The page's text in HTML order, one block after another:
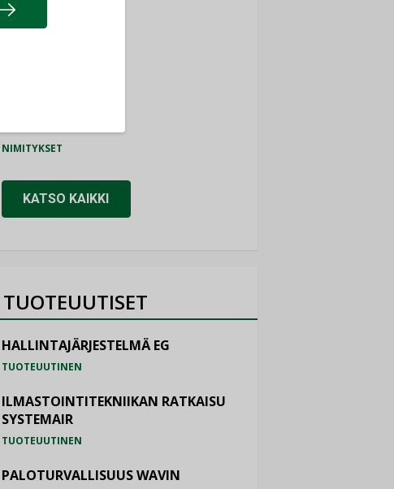
Refair
NIMITYKSET
KATSO KAIKKI
TUOTEUUTISET
HALLINTAJÄRJESTELMÄ EG
TUOTEUUTINEN
ILMASTOINTITEKNIIKAN RATKAISU
SYSTEMAIR
TUOTEUUTINEN
PALOTURVALLISUUS WAVIN